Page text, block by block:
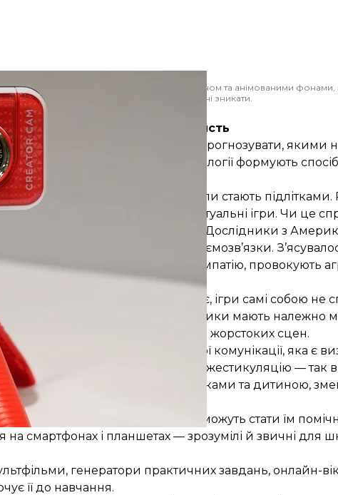
камера поставляється із зеленим екраном та анімованими
тиранозавра або змушувати речі зникати.
AP/Kathy Willens
чи є застереження і яка користь
Поки що непросто достеменно спрогнозувати, якими
окреслені вже зараз. Технології формують
ніж спорту, особливо коли стають
агресивними, бавлячись у віртуальні ігри. Чи це
але слід розібратися в нюансах. Дослідники з
вісім років, щоб простежити взаємозв’язки.
агресії, можуть заглушувати емпатію, провокують
висновків. Хоч зв’язок існує, ігри самі собою не
Щоб мінімізувати ризики, виробники мають належно
аби в грі було якнайменше жорстоких сцен.
відвертають увагу від соціальної комунікації, яка є
фрази та їхню тональність, жестикуляцію — так
мовлення, комунікацію між батьками та дитиною,
гаджети й диджитал-інструменти можуть стати їм
смартфонах і планшетах — зрозумілі й звичні для
генератори практичних завдань, онлайн-
її до навчання.